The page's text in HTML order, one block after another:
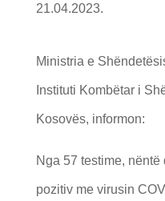
21.04.2023.
Ministria e
Instituti Kombëtar i
Kosovës, informon:
Nga 57 testime,
pozitiv me virusin